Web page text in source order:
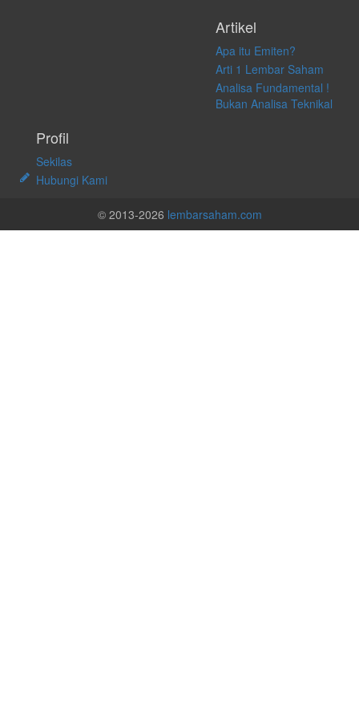
Artikel
Apa itu Emiten?
Arti 1 Lembar Saham
Analisa Fundamental !
Bukan Analisa Teknikal
Profil
Sekilas
Hubungi Kami
© 2013-2026 lembarsaham.com